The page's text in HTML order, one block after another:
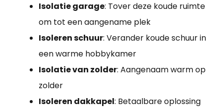
Isolatie garage: Tover deze koude ruimte
om tot een aangename plek
Isoleren schuur: Verander koude schuur in
een warme hobbykamer
Isolatie van zolder: Aangenaam warm op
zolder
Isoleren dakkapel: Betaalbare oplossing